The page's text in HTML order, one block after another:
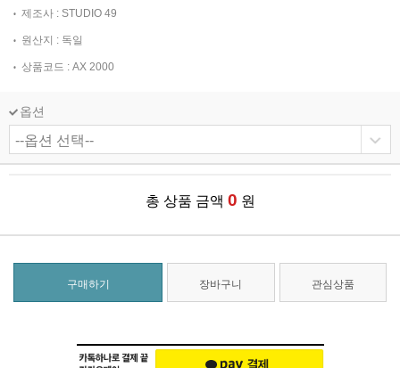
제조사 : STUDIO 49
원산지 : 독일
상품코드 : AX 2000
옵션
총 상품 금액 0 원
구매하기 장바구니 관심상품